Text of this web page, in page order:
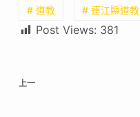
# 道教 # 連江縣道教
Post Views: 381
上一